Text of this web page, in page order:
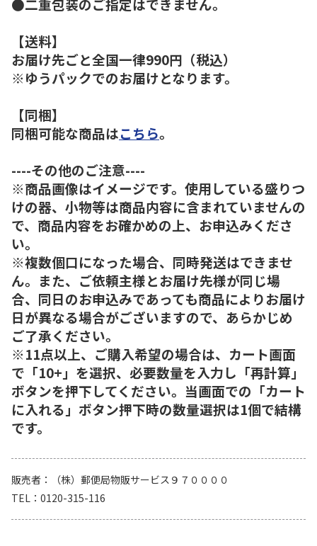
【送料】
お届け先ごと全国一律990円（税込）
※ゆうパックでのお届けとなります。
【同梱】
同梱可能な商品はこちら。
----その他のご注意----
※商品画像はイメージです。使用している盛りつ
けの器、小物等は商品内容に含まれていませんの
で、商品内容をお確かめの上、お申込みくださ
い。
※複数個口になった場合、同時発送はできませ
ん。また、ご依頼主様とお届け先様が同じ場
合、同日のお申込みであっても商品によりお届け
日が異なる場合がございますので、あらかじめ
ご了承ください。
※11点以上、ご購入希望の場合は、カート画面
で「10+」を選択、必要数量を入力し「再計算」
ボタンを押下してください。当画面での「カート
に入れる」ボタン押下時の数量選択は1個で結構
です。
販売者
（株）郵便局物販サービス９７００００
TEL
0120-315-116